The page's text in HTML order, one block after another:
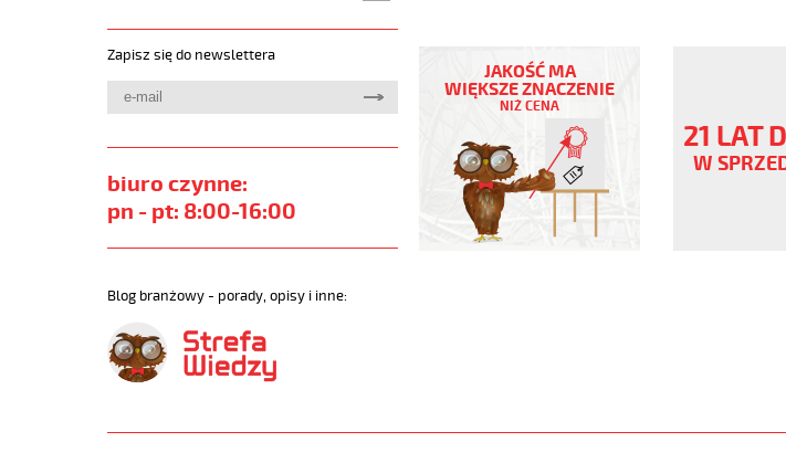
Zapisz się do newslettera
biuro czynne:
pn - pt: 8:00-16:00
Blog branżowy - porady, opisy i inne:
8G0,75
Przewód
300/500V
szary,
bezhalogenowy
https://www.static.helukabel-
sklep.pl/upload/galleries/products/1901-
elastyczny-
JAKOŚĆ MA
WIĘKSZE ZNACZENIE
NIŻ CENA
21 LAT
W